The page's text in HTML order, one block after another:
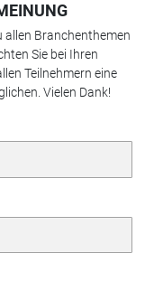
allen Branchenthemen
Sie bei Ihren
Teilnehmern eine
Vielen Dank!